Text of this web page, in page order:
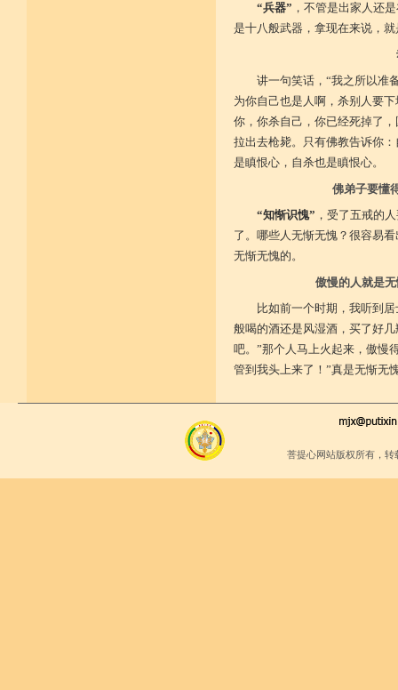
“兵器” ，不管是出家人还
是十八般武器，拿现在来说，
讲一句笑话，“我之所以准
为你自己也是人啊，杀别人要
你，你杀自己，你已经死掉了
拉出去枪毙。只有佛教告诉你
是瞋恨心，自杀也是瞋恨心。
佛弟子要懂
“知惭识愧” ，受了五戒的
了。哪些人无惭无愧？很容易
无惭无愧的。
傲慢的人就是
比如前一个时期，我听到
般喝的酒还是风湿酒，买了好
吧。”那个人马上火起来，傲慢
管到我头上来了！”真是无惭无
菩提心网站版权所有，